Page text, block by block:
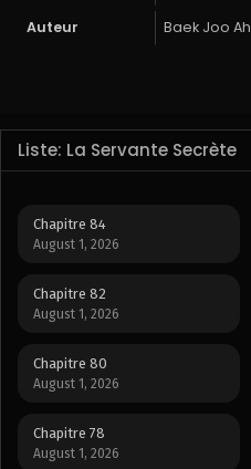
Auteur Baek Joo Ah
Liste: La Servante Secrète
Chapitre 84
August 1, 2026
Chapitre 82
August 1, 2026
Chapitre 80
August 1, 2026
Chapitre 78
August 1, 2026